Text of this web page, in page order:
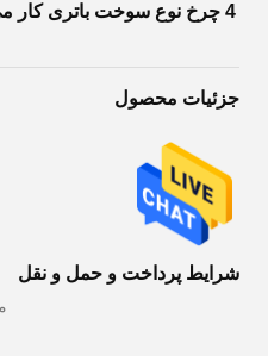
جزئیات محصول
شرایط پرداخت و حمل و نقل